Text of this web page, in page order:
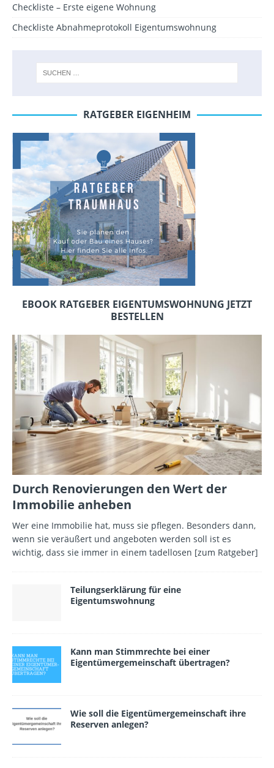
Checkliste – Erste eigene Wohnung
Checkliste Abnahmeprotokoll Eigentumswohnung
RATGEBER EIGENHEIM
EBOOK RATGEBER EIGENTUMSWOHNUNG JETZT
BESTELLEN
Durch Renovierungen den Wert der
Immobilie anheben
Wer eine Immobilie hat, muss sie pflegen. Besonders dann,
wenn sie veräußert und angeboten werden soll ist es
wichtig, dass sie immer in einem tadellosen [zum Ratgeber]
Teilungserklärung für eine
Eigentumswohnung
Kann man Stimmrechte bei einer
Eigentümergemeinschaft übertragen?
Wie soll die Eigentümergemeinschaft ihre
Reserven anlegen?